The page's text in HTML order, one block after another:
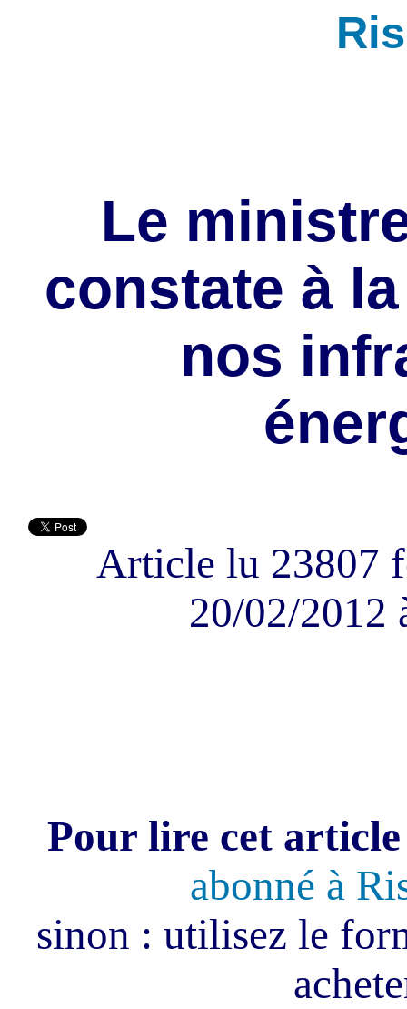
Le
constate à
nos
Article lu 23807
20/02/2012
Pour lire cet
abonné à
sinon : utilisez le